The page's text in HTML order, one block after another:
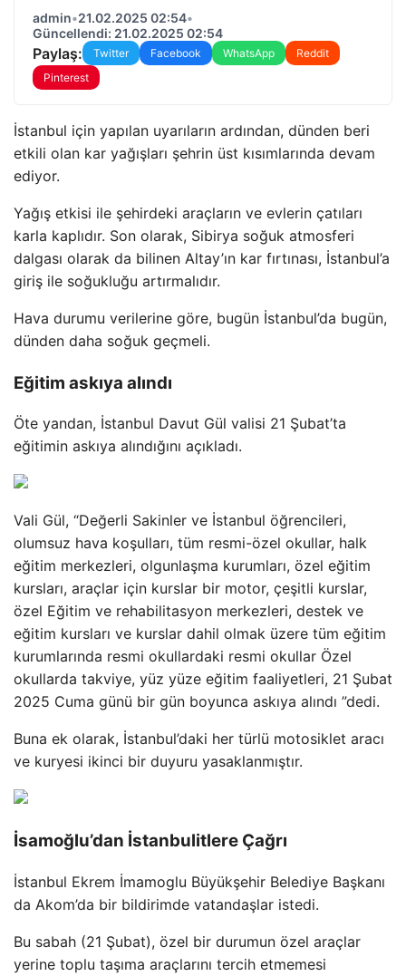
admin•21.02.2025 02:54•
Güncellendi: 21.02.2025 02:54
Paylaş: Twitter Facebook WhatsApp
Reddit
Pinterest
İstanbul için yapılan uyarıların ardından, dünden beri
etkili olan kar yağışları şehrin üst kısımlarında devam
ediyor.
Yağış etkisi ile şehirdeki araçların ve evlerin çatıları
karla kaplıdır. Son olarak, Sibirya soğuk atmosferi
dalgası olarak da bilinen Altay’ın kar fırtınası, İstanbul’a
giriş ile soğukluğu artırmalıdır.
Hava durumu verilerine göre, bugün İstanbul’da bugün,
dünden daha soğuk geçmeli.
Eğitim askıya alındı
Öte yandan, İstanbul Davut Gül valisi 21 Şubat’ta
eğitimin askıya alındığını açıkladı.
Vali Gül, “Değerli Sakinler ve İstanbul öğrencileri,
olumsuz hava koşulları, tüm resmi-özel okullar, halk
eğitim merkezleri, olgunlaşma kurumları, özel eğitim
kursları, araçlar için kurslar bir motor, çeşitli kurslar,
özel Eğitim ve rehabilitasyon merkezleri, destek ve
eğitim kursları ve kurslar dahil olmak üzere tüm eğitim
kurumlarında resmi okullardaki resmi okullar Özel
okullarda takviye, yüz yüze eğitim faaliyetleri, 21 Şubat
2025 Cuma günü bir gün boyunca askıya alındı ​​”dedi.
Buna ek olarak, İstanbul’daki her türlü motosiklet aracı
ve kuryesi ikinci bir duyuru yasaklanmıştır.
İsamoğlu’dan İstanbulitlere Çağrı
İstanbul Ekrem İmamoglu Büyükşehir Belediye Başkanı
da Akom’da bir bildirimde vatandaşlar istedi.
Bu sabah (21 Şubat), özel bir durumun özel araçlar
yerine toplu taşıma araçlarını tercih etmemesi